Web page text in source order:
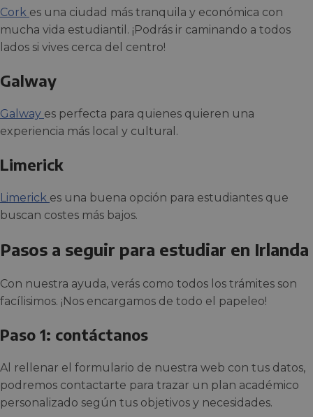
Cork es una ciudad más tranquila y económica con
mucha vida estudiantil. ¡Podrás ir caminando a todos
lados si vives cerca del centro!
Galway
Galway es perfecta para quienes quieren una
experiencia más local y cultural.
Limerick
Limerick es una buena opción para estudiantes que
buscan costes más bajos.
Pasos a seguir para estudiar en Irlanda
Con nuestra ayuda, verás como todos los trámites son
facílisimos. ¡Nos encargamos de todo el papeleo!
Paso 1: contáctanos
Al rellenar el formulario de nuestra web con tus datos,
podremos contactarte para trazar un plan académico
personalizado según tus objetivos y necesidades.